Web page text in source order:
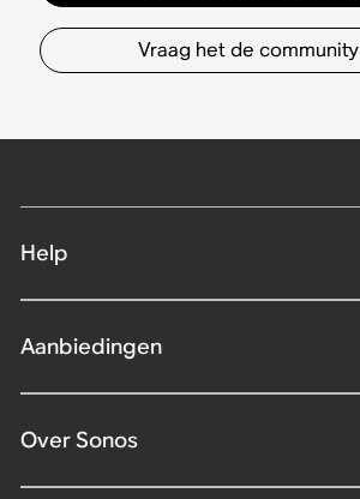
Vraag het de community
Help
Aanbiedingen
Over Sonos